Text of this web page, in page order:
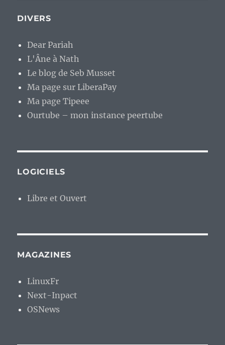
DIVERS
Dear Pariah
L'Âne à Nath
Le blog de Seb Musset
Ma page sur LiberaPay
Ma page Tipeee
Ourtube – mon instance peertube
LOGICIELS
Libre et Ouvert
MAGAZINES
LinuxFr
Next-Inpact
OSNews